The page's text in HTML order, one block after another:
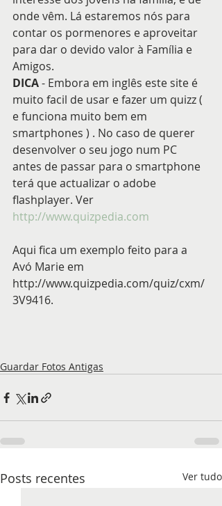
onde vêm. Lá estaremos nós para
contar os pormenores e aproveitar
para dar o devido valor à Família e
Amigos.
DICA - Embora em inglês este site é
muito facil de usar e fazer um quizz (
e funciona muito bem em
smartphones ) . No caso de querer
desenvolver o seu jogo num PC
antes de passar para o smartphone
terá que actualizar o adobe
flashplayer. Ver
http://www.quizpedia.com
Aqui fica um exemplo feito para a
Avó Marie em
http://www.quizpedia.com/quiz/cxm/
3V9416.
Guardar Fotos Antigas
Posts recentes Ver tudo